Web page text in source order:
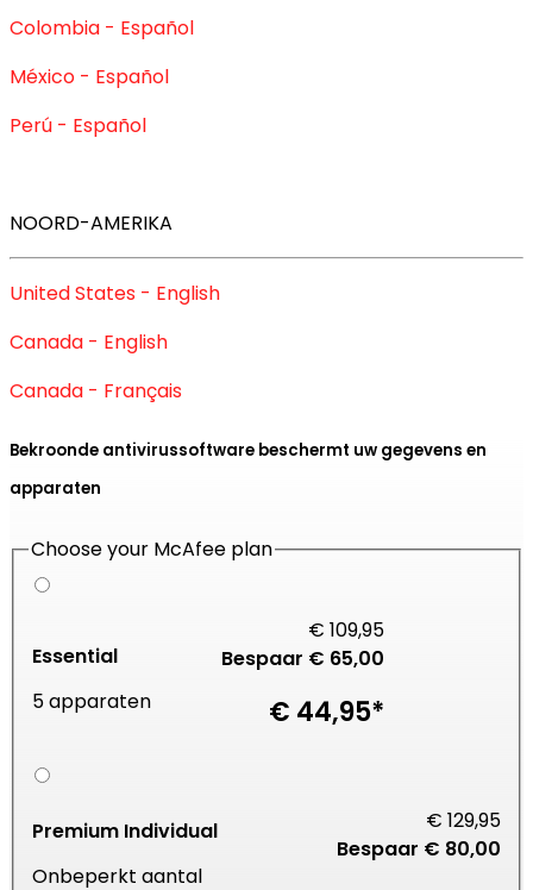
Colombia - Español
México - Español
Perú - Español
NOORD-AMERIKA
United States - English
Canada - English
Canada - Français
Bekroonde antivirussoftware beschermt uw gegevens en
apparaten
Choose your McAfee plan
Essential
5 apparaten
€ 109,95
Bespaar € 65,00
€ 44,95*
Premium Individual
Onbeperkt aantal
€ 129,95
Bespaar € 80,00